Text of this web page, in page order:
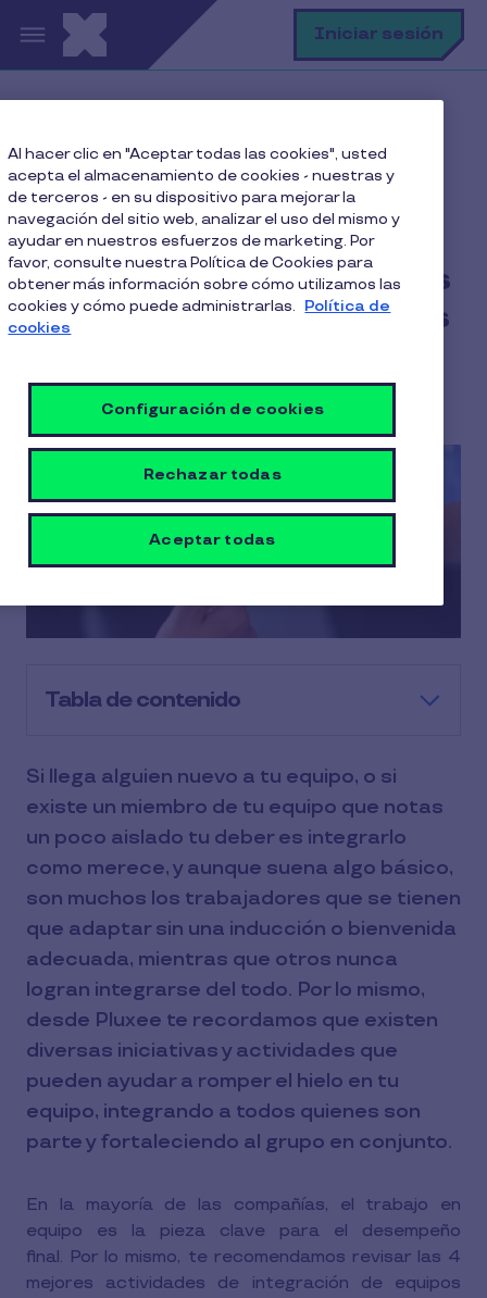
Pasar al contenido principal Iniciar sesión
Las 4 mejores actividades de integración de equipos
para PYMEs
Las 4 mejores actividades
de integración de equipos
4 Min de Lectura 5 Abril 2018
Tabla de contenido
Si llega alguien nuevo a tu equipo, o si
existe un miembro de tu equipo que notas
un poco aislado tu deber es integrarlo
como merece, y aunque suena algo básico,
son muchos los trabajadores que se tienen
que adaptar sin una inducción o bienvenida
adecuada, mientras que otros nunca
logran integrarse del todo. Por lo mismo,
desde Pluxee te recordamos que existen
diversas iniciativas y actividades que
pueden ayudar a romper el hielo en tu
equipo, integrando a todos quienes son
parte y fortaleciendo al grupo en conjunto.
En la mayoría de las compañías, el trabajo en
equipo es la pieza clave para el desempeño
final. Por lo mismo, te recomendamos revisar las 4
mejores actividades de integración de equipos
Al hacer clic en "Aceptar todas las cookies", usted
acepta el almacenamiento de cookies - nuestras y
de terceros - en su dispositivo para mejorar la
navegación del sitio web, analizar el uso del mismo y
ayudar en nuestros esfuerzos de marketing. Por
favor, consulte nuestra Política de Cookies para
obtener más información sobre cómo utilizamos las
cookies y cómo puede administrarlas. Política de
cookies
Configuración de cookies
Rechazar todas
Aceptar todas